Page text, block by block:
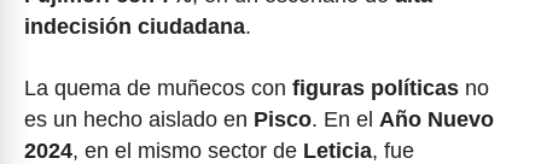
indecisión ciudadana.
La quema de muñecos con figuras políticas no
es un hecho aislado en Pisco. En el Año Nuevo
2024, en el mismo sector de Leticia, fue